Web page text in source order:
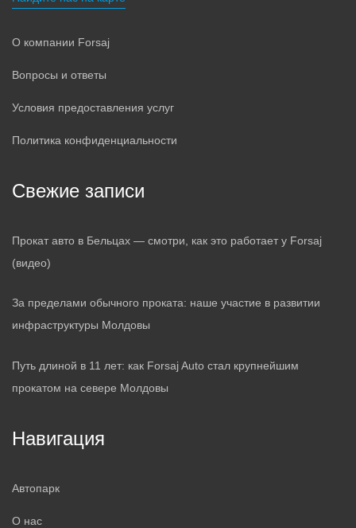
О компании Forsaj
Вопросы и ответы
Условия предоставления услуг
Политика конфиденциальности
Свежие записи
Прокат авто в Бельцах — смотри, как это работает у Forsaj
(видео)
За пределами обычного проката: наше участие в развитии
инфраструктуры Молдовы
Путь длиной в 11 лет: как Forsaj Auto стал крупнейшим
прокатом на севере Молдовы
Навигация
Автопарк
О нас